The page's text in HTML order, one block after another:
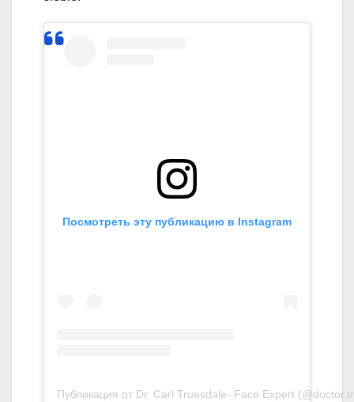
Посмотреть эту публикацию в Instagram
Публикация от Dr. Carl Truesdale- Face Expert